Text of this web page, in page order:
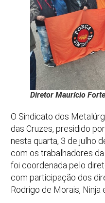
Diretor Maurício
O Sindicato dos
das Cruzes, presidido
nesta quarta, 3 de julho
com os trabalhadores
foi coordenada pelo
com participação dos
Rodrigo de Morais, Ninja